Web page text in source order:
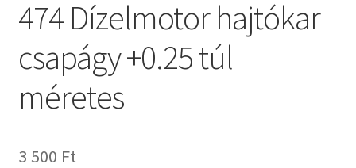
474 Dízelmotor hajtókar
csapágy +0.25 túl
méretes
3 500 Ft